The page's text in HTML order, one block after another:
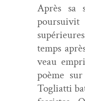
Après sa
temps
veau
poème
Togli­at­ti